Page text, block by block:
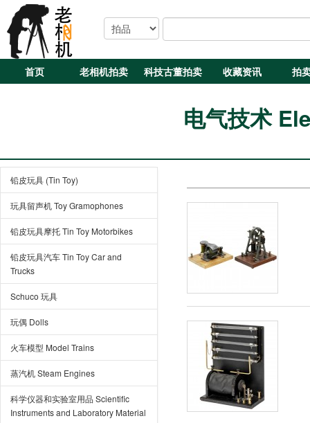
首页 老相机拍卖 科技古董拍卖 收藏资讯 拍
电气技术
铅皮玩具 (Tin Toy)
玩具留声机 Toy Gramophones
铅皮玩具摩托 Tin Toy Motorbikes
铅皮玩具汽车 Tin Toy Car and
Trucks
Schuco 玩具
玩偶 Dolls
火车模型 Model Trains
蒸汽机 Steam Engines
科学仪器和实验室用品 Scientific
Instruments and Laboratory Material